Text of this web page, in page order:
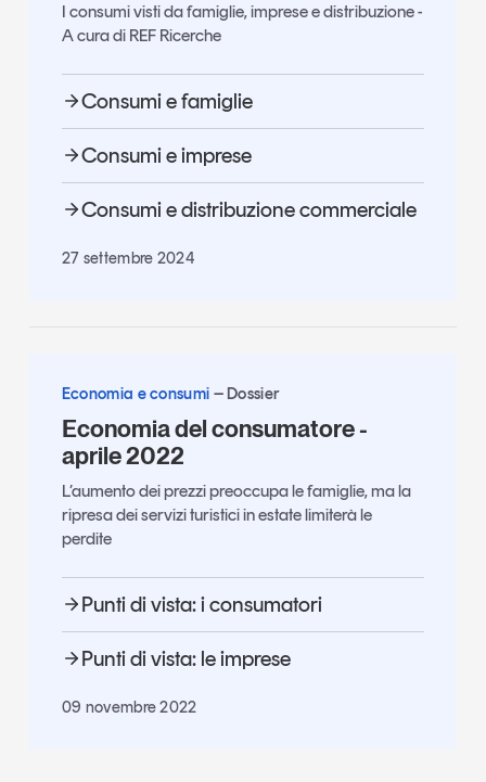
I consumi visti da famiglie, imprese e distribuzione -
A cura di REF Ricerche
Consumi e famiglie
Consumi e imprese
Consumi e distribuzione commerciale
27 settembre 2024
Economia e consumi Dossier
Economia del consumatore -
aprile 2022
L’aumento dei prezzi preoccupa le famiglie, ma la
ripresa dei servizi turistici in estate limiterà le
perdite
Punti di vista: i consumatori
Punti di vista: le imprese
09 novembre 2022